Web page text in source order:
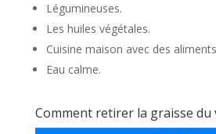
Légumineuses.
Les huiles végétales.
Cuisine maison avec des
Eau calme.
Comment retirer la graisse du